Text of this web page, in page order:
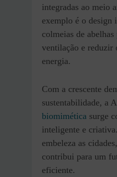
integradas ao meio
exemplo é o design
colmeias de
ventilação e reduzir
energia.
Com a crescente
sustentabilidade, a
biomimética surge
inteligente e
embeleza as
contribui para um
eficiente.